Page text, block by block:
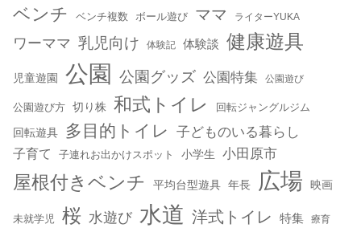
ベンチ ベンチ複数 ボール遊び ママ ライターYUKA
ワーママ 乳児向け 体験記 体験談 健康遊具
児童遊園 公園 公園グッズ 公園特集 公園遊び
公園遊び方 切り株 和式トイレ 回転ジャングルジム
回転遊具 多目的トイレ 子どものいる暮らし
子育て 子連れお出かけスポット 小学生 小田原市
屋根付きベンチ 平均台型遊具 年長 広場 映画
未就学児 桜 水遊び 水道 洋式トイレ 特集 療育